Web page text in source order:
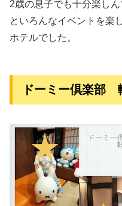
2歳の息子でも十分楽し
といろんなイベントを楽
ホテルでした。
ドーミー倶楽部